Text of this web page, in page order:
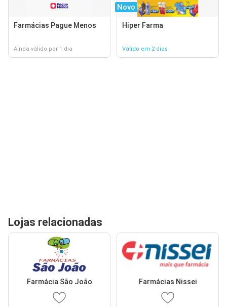
Farmácias Pague Menos
Ainda válido por 1 dia
Novo
Hiper Farma
Válido em 2 dias
Lojas relacionadas
Farmácia São João Farmácias Nissei